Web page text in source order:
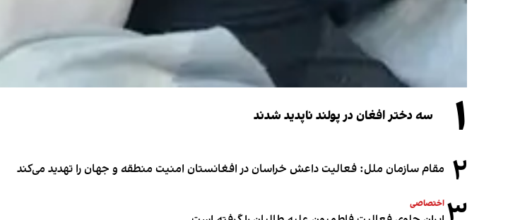
۱ سه دختر افغان در پولند ناپدید شدند
۲ مقام سازمان ملل: فعالیت داعش خراسان در افغانستان امنیت منطقه و جهان را تهدید می‌کند
اختصاصی